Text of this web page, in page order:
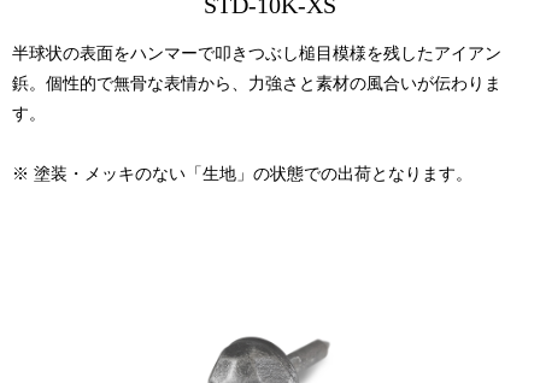
半球状の表面をハンマーで叩きつぶし槌目模様を残したアイアン
鋲。個性的で無骨な表情から、力強さと素材の風合いが伝わりま
す。
※ 塗装・メッキのない「生地」の状態での出荷となります。